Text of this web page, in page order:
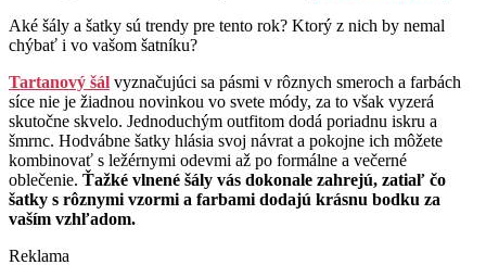
Aké šály a šatky sú trendy pre tento rok? Ktorý z nich by nemal
chýbať i vo vašom šatníku?
Tartanový šál vyznačujúci sa pásmi v rôznych smeroch a farbách
síce nie je žiadnou novinkou vo svete módy, za to však vyzerá
skutočne skvelo. Jednoduchým outfitom dodá poriadnu iskru a
šmrnc. Hodvábne šatky hlásia svoj návrat a pokojne ich môžete
kombinovať s ležérnymi odevmi až po formálne a večerné
oblečenie. Ťažké vlnené šály vás dokonale zahrejú, zatiaľ čo
šatky s rôznymi vzormi a farbami dodajú krásnu bodku za
vaším vzhľadom.
Reklama